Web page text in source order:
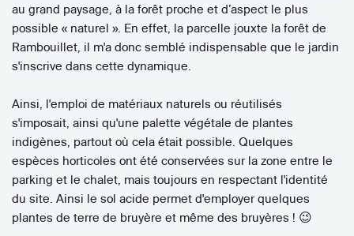
au grand paysage, à la forêt proche et d’aspect le plus
possible « naturel ». En effet, la parcelle jouxte la forêt de
Rambouillet, il m'a donc semblé indispensable que le jardin
s'inscrive dans cette dynamique.
Ainsi, l'emploi de matériaux naturels ou réutilisés
s'imposait, ainsi qu'une palette végétale de plantes
indigènes, partout où cela était possible. Quelques
espèces horticoles ont été conservées sur la zone entre le
parking et le chalet, mais toujours en respectant l'identité
du site. Ainsi le sol acide permet d'employer quelques
plantes de terre de bruyère et même des bruyères ! 😉